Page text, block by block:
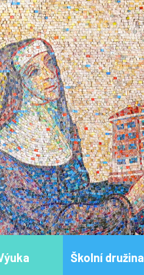
Školní družina